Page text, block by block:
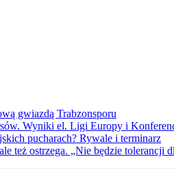
gwiazdą Trabzonsporu
Wyniki el. Ligi Europy i
pucharach? Rywale i terminarz
też ostrzega. „Nie będzie tolerancji